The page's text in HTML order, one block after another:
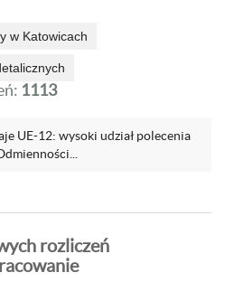
w Katowicach
1113
UE-12: wysoki udział polecenia
rozliczeń